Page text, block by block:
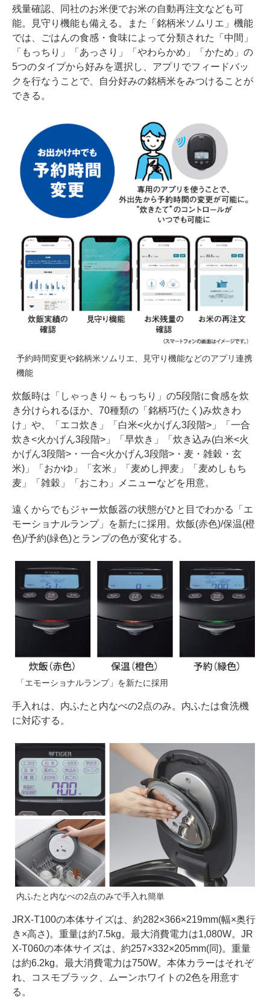
残量確認、同社のお米便でお米の自動再注文なども可
能。見守り機能も備える。また「銘柄米ソムリエ」機能
では、ごはんの食感・食味によって分類された「中間」
「もっちり」「あっさり」「やわらかめ」「かため」の
5つのタイプから好みを選択し、アプリでフィードバッ
クを行なうことで、自分好みの銘柄米をみつけることが
できる。
予約時間変更や銘柄米ソムリエ、見守り機能などのアプリ連携
機能
炊飯時は「しゃっきり～もっちり」の5段階に食感を炊
き分けられるほか、70種類の「銘柄巧(たく)み炊きわ
け」や、「エコ炊き」「白米<火かげん3段階>」「一合
炊き<火かげん3段階>」「早炊き」「炊き込み(白米<火
かげん3段階>・一合<火かげん3段階>・麦・雑穀・玄
米)」「おかゆ」「玄米」「麦めし押麦」「麦めしもち
麦」「雑穀」「おこわ」メニューなどを用意。
遠くからでもジャー炊飯器の状態がひと目でわかる「エ
モーショナルランプ」を新たに採用。炊飯(赤色)/保温(橙
色)/予約(緑色)とランプの色が変化する。
「エモーショナルランプ」を新たに採用
手入れは、内ふたと内なべの2点のみ。内ふたは食洗機
に対応する。
内ふたと内なべの2点のみで手入れ簡単
JRX-T100の本体サイズは、約282×366×219mm(幅×奥行
き×高さ)。重量は約7.5kg。最大消費電力は1,080W。JR
X-T060の本体サイズは、約257×332×205mm(同)。重量
は約6.2kg。最大消費電力は750W。本体カラーはそれぞ
れ、コスモブラック、ムーンホワイトの2色を用意す
る。